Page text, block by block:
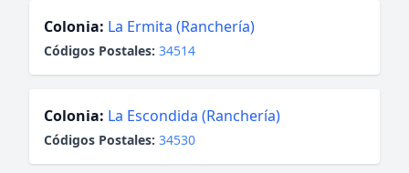
Colonia: La Ermita (Ranchería)
Códigos Postales: 34514
Colonia: La Escondida (Ranchería)
Códigos Postales: 34530